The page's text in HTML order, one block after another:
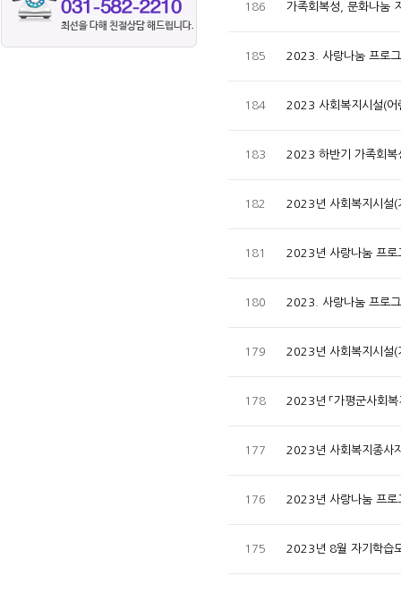
186 가족회복성, 문화나눔
185 2023. 사랑나눔 프로
184 2023 사회복지시설(
183 2023 하반기 가족회
182 2023년 사회복지시설
181 2023년 사랑나눔 프
180 2023. 사랑나눔 프로
179 2023년 사회복지시설
178 2023년 「가평군사회
177 2023년 사회복지종사
176 2023년 사랑나눔 프
175 2023년 8월 자기학습